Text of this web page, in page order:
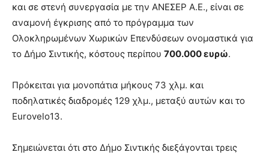
και σε στενή συνεργασία με την ΑΝΕΣΕΡ Α.Ε., είναι σε
αναμονή έγκρισης από το πρόγραμμα των
Ολοκληρωμένων Χωρικών Επενδύσεων ονομαστικά για
το Δήμο Σιντικής, κόστους περίπου 700.000 ευρώ.
Πρόκειται για μονοπάτια μήκους 73 χλμ. και
ποδηλατικές διαδρομές 129 χλμ., μεταξύ αυτών και το
Eurovelo13.
Σημειώνεται ότι στο Δήμο Σιντικής διεξάγονται τρεις